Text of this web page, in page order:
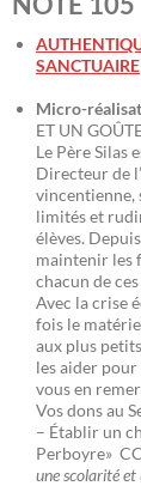
SANCTUAIRE
Micro-
ET UN
Le Père Silas
Directeur de
vincentienne,
limités et
élèves.
maintenir les
chacun de
Avec la crise
fois le
aux plus
les aider pour
vous en
Vos dons au
– Établir un
Perboyre»
une scolarité et